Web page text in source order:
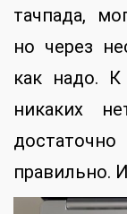
тачпада,
но через
как надо. К
никаких
правильно.